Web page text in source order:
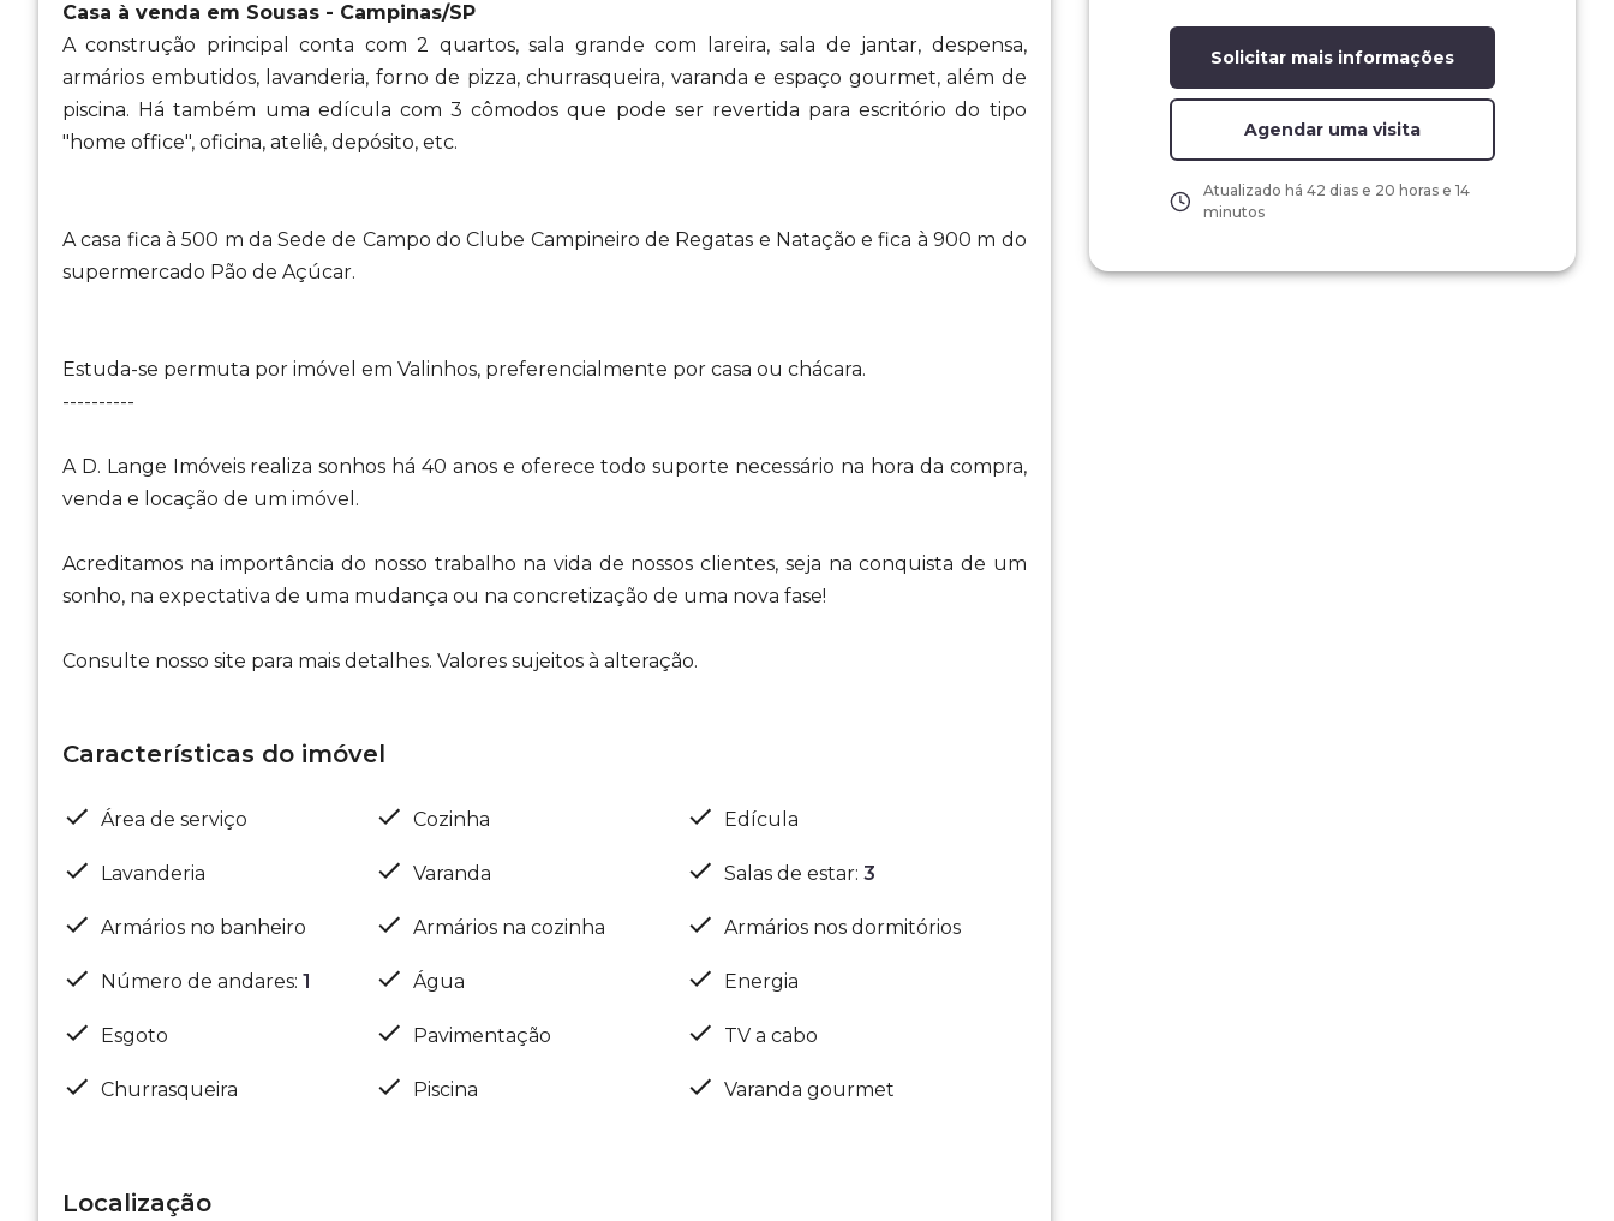
Casa à venda em Sousas - Campinas/SP
A construção principal conta com 2 quartos, sala grande com lareira, sala de jantar, despensa,
armários embutidos, lavanderia, forno de pizza, churrasqueira, varanda e espaço gourmet, além de
piscina. Há também uma edícula com 3 cômodos que pode ser revertida para escritório do tipo
"home office", oficina, ateliê, depósito, etc.
A casa fica à 500 m da Sede de Campo do Clube Campineiro de Regatas e Natação e fica à 900 m do
supermercado Pão de Açúcar.
Estuda-se permuta por imóvel em Valinhos, preferencialmente por casa ou chácara.
----------
A D. Lange Imóveis realiza sonhos há 40 anos e oferece todo suporte necessário na hora da compra,
venda e locação de um imóvel.
Acreditamos na importância do nosso trabalho na vida de nossos clientes, seja na conquista de um
sonho, na expectativa de uma mudança ou na concretização de uma nova fase!
Consulte nosso site para mais detalhes. Valores sujeitos à alteração.
Características do imóvel
Área de serviço Cozinha Edícula
Lavanderia Varanda Salas de estar:3
Armários no banheiro Armários na cozinha Armários nos dormitórios
Número de andares: 1 Água Energia
Esgoto Pavimentação TV a cabo
Churrasqueira Piscina Varanda gourmet
Localização
Solicitar mais informações
Agendar uma visita
Atualizado há 42 dias e 20 horas e 14
minutos